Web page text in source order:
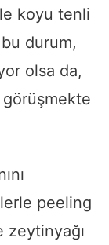
koyu tenli
durum,
olsa da,
görüşmekte
peeling
zeytinyağı